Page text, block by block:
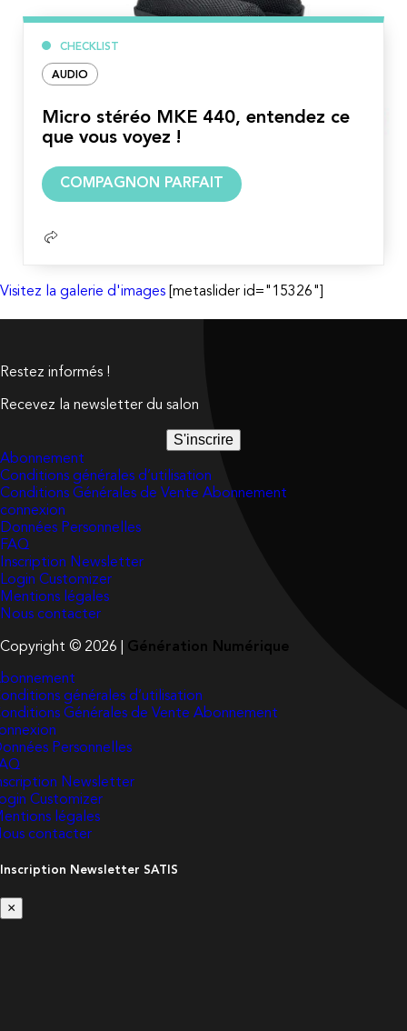
CHECKLIST
AUDIO
Micro stéréo MKE 440, entendez ce
que vous voyez !
COMPAGNON PARFAIT
Visitez la galerie d'images [metaslider id="15326"]
Restez informés !
Recevez la newsletter du salon
S'inscrire
Abonnement
Conditions générales d’utilisation
Conditions Générales de Vente Abonnement
connexion
Données Personnelles
FAQ
Inscription Newsletter
Login Customizer
Mentions légales
Nous contacter
Copyright © 2026 | Génération Numérique
générales d’utilisation
Générales de Vente Abonnement
Personnelles
Newsletter
Customizer
légales
contacter
Inscription Newsletter SATIS
×